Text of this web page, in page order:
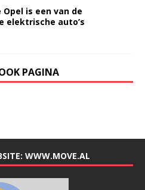
Opel is een van de
elektrische auto’s
PAGINA
WWW.MOVE.AL